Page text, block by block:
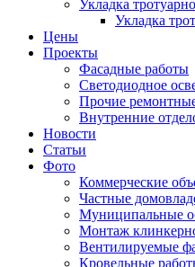
Укладка
Укладка
Цены
Проекты
Фасадные работы
Светодиодное
Прочие
Внутренние
Новости
Статьи
Фото
Коммерческие
Частные
Муниципальные
Монтаж
Вентилируемые
Кровельные